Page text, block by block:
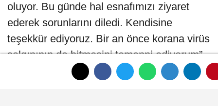
oluyor. Bu günde hal esnafımızı ziyaret
ederek sorunlarını diledi. Kendisine
teşekkür ediyoruz. Bir an önce korana virüs
salgınının da bitmesini temenni ediyorum”